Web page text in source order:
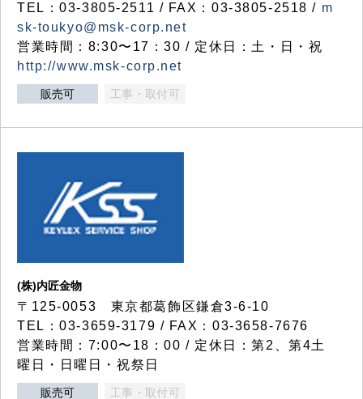
TEL：03-3805-2511 / FAX：03-3805-2518 / m
sk-toukyo@msk-corp.net
営業時間：8:30〜17：30 / 定休日：土・日・祝
http://www.msk-corp.net
販売可 工事・取付可
(株)内匠金物
〒125-0053 東京都葛飾区鎌倉3-6-10
TEL：03-3659-3179 / FAX：03-3658-7676
営業時間：7:00〜18：00 / 定休日：第2、第4土
曜日・日曜日・祝祭日
販売可 工事・取付可